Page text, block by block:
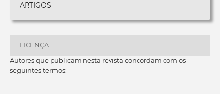
ARTIGOS
LICENÇA
Autores que publicam nesta revista concordam com os
seguintes termos: